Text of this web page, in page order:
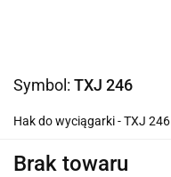
Symbol: TXJ 246
Hak do wyciągarki - TXJ 246
Brak towaru